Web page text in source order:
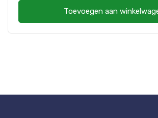
Toevoegen aan